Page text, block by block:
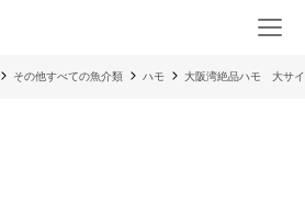
その他すべての魚介類 ハモ 大阪湾絶品ハモ 大サ